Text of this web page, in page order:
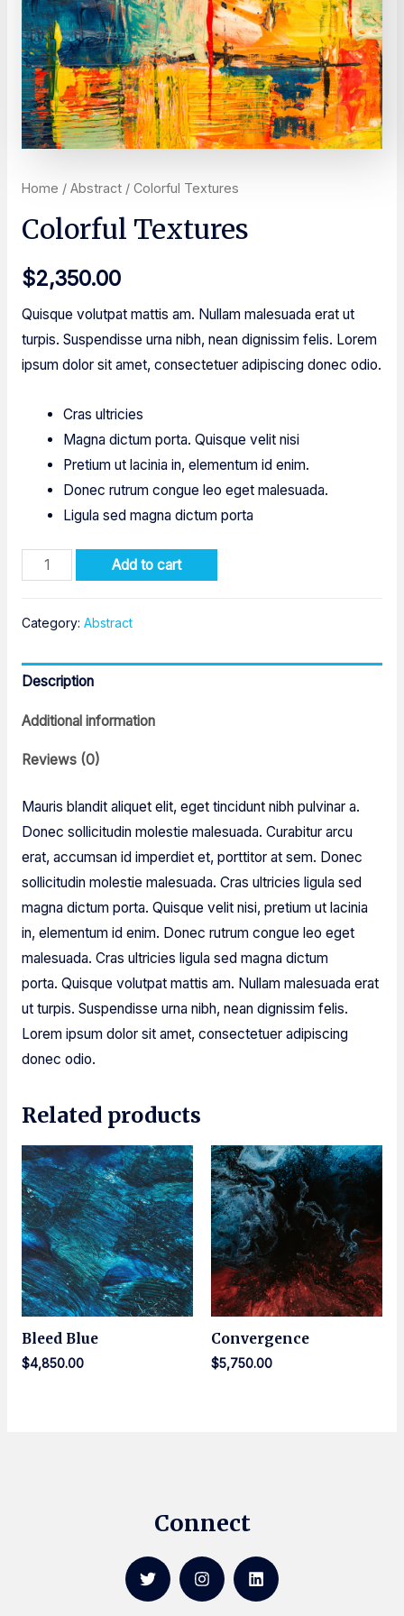
Home / Abstract/ Colorful Textures
Colorful Textures
$2,350.00
Quisque volutpat mattis am. Nullam malesuada erat ut
turpis. Suspendisse urna nibh, nean dignissim felis. Lorem
ipsum dolor sit amet, consectetuer adipiscing donec odio.
Cras ultricies
Magna dictum porta. Quisque velit nisi
Pretium ut lacinia in, elementum id enim.
Donec rutrum congue leo eget malesuada.
Ligula sed magna dictum porta
Colorful
Textures
Add to cart
Category: Abstract
Description
Additional information
Reviews (0)
Mauris blandit aliquet elit, eget tincidunt nibh pulvinar a.
Donec sollicitudin molestie malesuada. Curabitur arcu
erat, accumsan id imperdiet et, porttitor at sem. Donec
sollicitudin molestie malesuada. Cras ultricies ligula sed
magna dictum porta. Quisque velit nisi, pretium ut lacinia
in, elementum id enim. Donec rutrum congue leo eget
malesuada. Cras ultricies ligula sed magna dictum
porta. Quisque volutpat mattis am. Nullam malesuada erat
ut turpis. Suspendisse urna nibh, nean dignissim felis.
Lorem ipsum dolor sit amet, consectetuer adipiscing
donec odio.
Related products
Bleed Blue
$4,850.00
Convergence
$5,750.00
Connect